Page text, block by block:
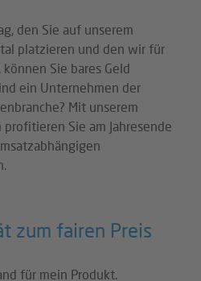
den Sie auf unserem
platzieren und den wir für
Sie bares Geld
ein Unternehmen der
Mit unserem
profitieren Sie am Jahresende
zum fairen Preis
für mein Produkt.